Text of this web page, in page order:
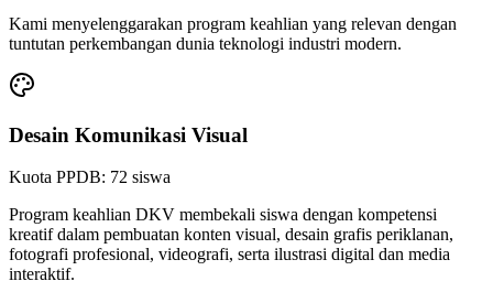
Kami menyelenggarakan program keahlian yang relevan dengan
tuntutan perkembangan dunia teknologi industri modern.
Desain Komunikasi Visual
Kuota PPDB: 72 siswa
Program keahlian DKV membekali siswa dengan kompetensi
kreatif dalam pembuatan konten visual, desain grafis periklanan,
fotografi profesional, videografi, serta ilustrasi digital dan media
interaktif.